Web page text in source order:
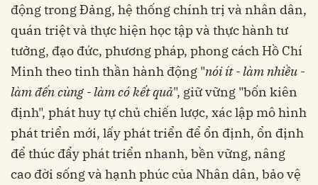
động trong Đảng, hệ thống chính trị và nhân dân,
quán triệt và thực hiện học tập và thực hành tư
tưởng, đạo đức, phương pháp, phong cách Hồ Chí
Minh theo tinh thần hành động "nói ít-làm nhiều -
làm đến cùng - làm có kết quả", giữ vững "bốn kiên
định", phát huy tự chủ chiến lược, xác lập mô hình
phát triển mới, lấy phát triển để ổn định, ổn định
để thúc đẩy phát triển nhanh, bền vững, nâng
cao đời sống và hạnh phúc của Nhân dân, bảo vệ